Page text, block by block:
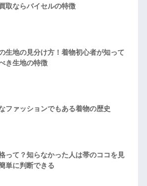
取ならバイセルの特徴
生地の見分け方！着物初心者が知って
き生地の特徴
ファッションでもある着物の歴史
って？知らなかった人は帯のココを見
単に判断できる